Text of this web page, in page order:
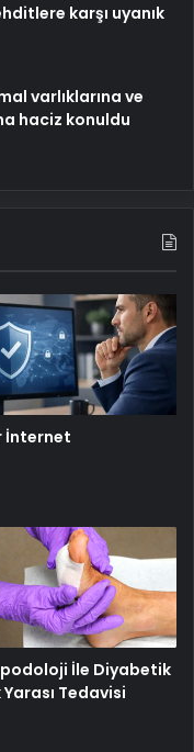
karşı uyanık
varlıklarına ve
haciz konuldu
İnternet
İle Diyabetik
Tedavisi